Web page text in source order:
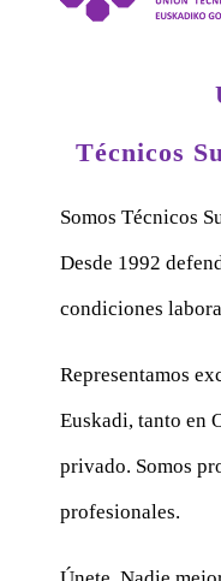
Técnicos
Somos Técnicos
Desde 1992
condiciones
Representamos
Euskadi, tanto en
privado. Somos
profesionales.